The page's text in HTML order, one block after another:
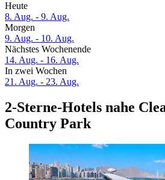
Heute
8. Aug. - 9. Aug.
Morgen
9. Aug. - 10. Aug.
Nächstes Wochenende
14. Aug. - 16. Aug.
In zwei Wochen
21. Aug. - 23. Aug.
2-Sterne-Hotels nahe
Country Park